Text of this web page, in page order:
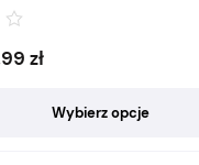
zł
Wybierz opcje